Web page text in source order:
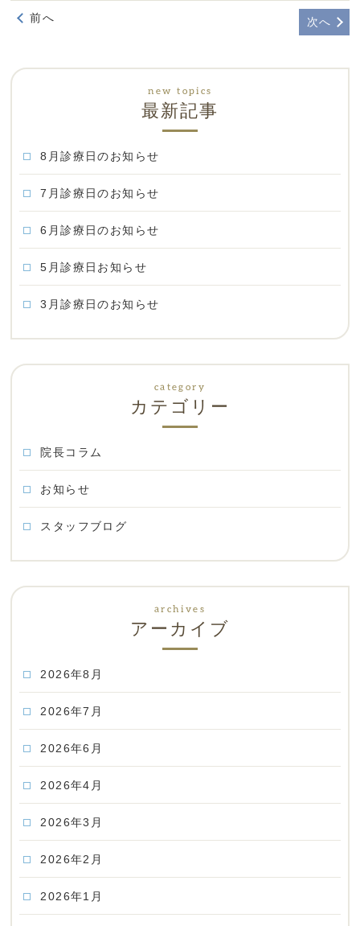
前へ 次へ
最新記事
8月診療日のお知らせ
7月診療日のお知らせ
6月診療日のお知らせ
5月診療日お知らせ
3月診療日のお知らせ
カテゴリー
院長コラム
お知らせ
スタッフブログ
アーカイブ
2026年8月
2026年7月
2026年6月
2026年4月
2026年3月
2026年2月
2026年1月